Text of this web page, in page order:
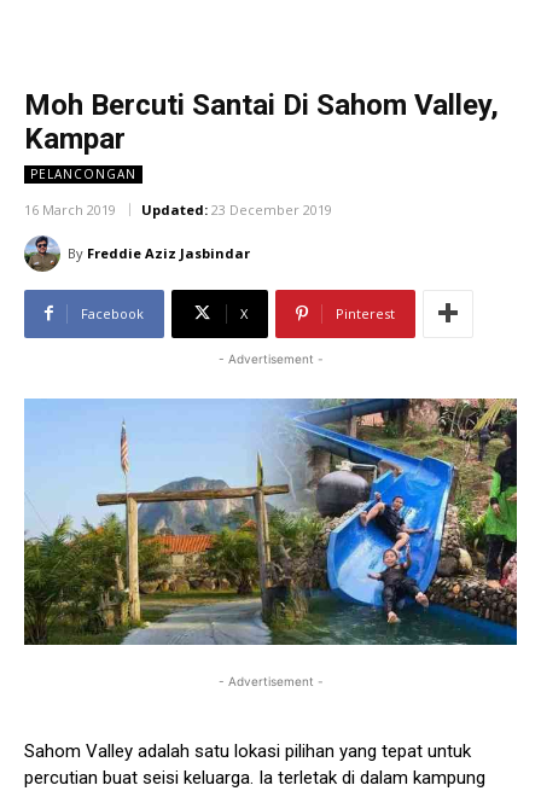
Moh Bercuti Santai Di Sahom Valley,
Kampar
PELANCONGAN
16 March 2019 Updated: 23 December 2019
By Freddie Aziz Jasbindar
Facebook X Pinterest
- Advertisement -
- Advertisement -
Sahom Valley adalah satu lokasi pilihan yang tepat untuk
percutian buat seisi keluarga. Ia terletak di dalam kampung